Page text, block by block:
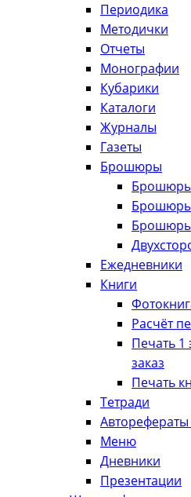
Периодика
Методички
Отчеты
Монографии
Кубарики
Каталоги
Журналы
Газеты
Брошюры
Ежедневники
Книги
Расчёт
Печать 1
заказ
Печать
Тетради
Меню
Дневники
Презентации